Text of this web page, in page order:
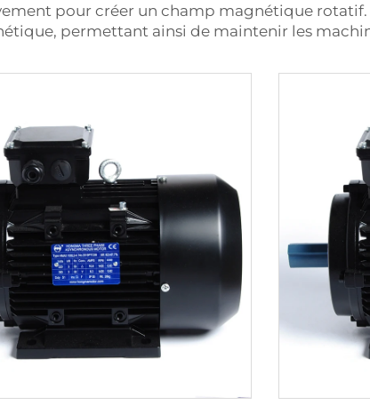
pour créer un champ magnétique
permettant ainsi de maintenir les